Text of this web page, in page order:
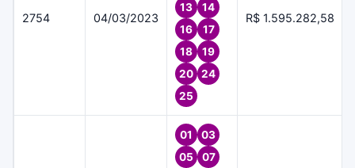
2754 04/03/2023
13
14
16
17
18
19
20
24
25
R$ 1.595.282,58
01
03
05
07